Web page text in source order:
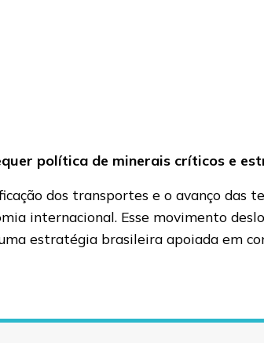
política de minerais críticos e
dos transportes e o avanço das
internacional. Esse movimento
estratégia brasileira apoiada em